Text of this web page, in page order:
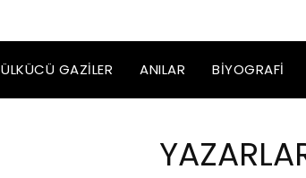
ÜLKÜCÜ GAZILER ANILAR BIYOGRAFI